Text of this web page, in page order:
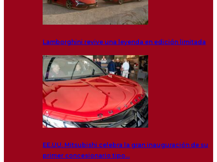
Lamborghini revive una leyenda en edición limitada
EE.UU. Mitsubishi celebra la gran inauguración de su
primer concesionario tipo…